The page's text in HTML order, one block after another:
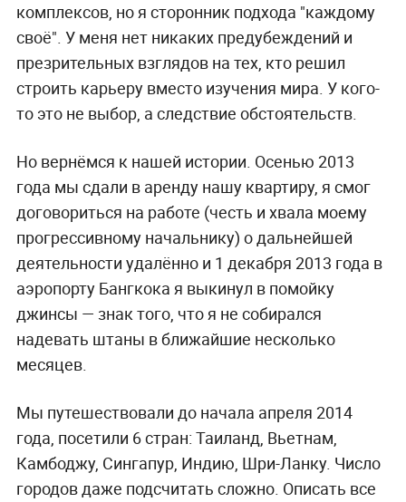
комплексов, но я сторонник подхода "каждому
своё". У меня нет никаких предубеждений и
презрительных взглядов на тех, кто решил
строить карьеру вместо изучения мира. У кого-
то это не выбор, а следствие обстоятельств.
Но вернёмся к нашей истории. Осенью 2013
года мы сдали в аренду нашу квартиру, я смог
договориться на работе (честь и хвала моему
прогрессивному начальнику) о дальнейшей
деятельности удалённо и 1 декабря 2013 года в
аэропорту Бангкока я выкинул в помойку
джинсы — знак того, что я не собирался
надевать штаны в ближайшие несколько
месяцев.
Мы путешествовали до начала апреля 2014
года, посетили 6 стран: Таиланд, Вьетнам,
Камбоджу, Сингапур, Индию, Шри-Ланку. Число
городов даже подсчитать сложно. Описать все